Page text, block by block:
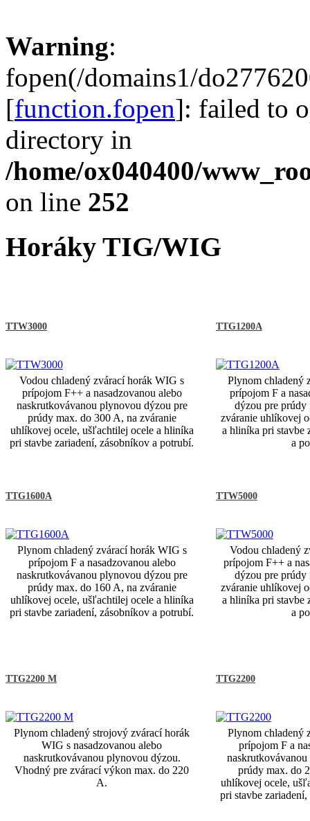
Warning:
fopen(/domains1/
[function.fopen]: failed to
directory in
/home/ox040400/
on line 252
Horáky TIG/WIG
TTW3000
Vodou chladený zvárací horák WIG s
prípojom F++ a nasadzovanou alebo
naskrutkovávanou plynovou dýzou pre
prúdy max. do 300 A, na zváranie
uhlíkovej ocele, ušľachtilej ocele a hliníka
pri stavbe zariadení, zásobníkov a potrubí.
TTG1200A
Plynom chladený
prípojom F a
dýzou pre prúdy
zváranie uhlíkovej
a hliníka pri stavbe
a
TTG1600A
Plynom chladený zvárací horák WIG s
prípojom F a nasadzovanou alebo
naskrutkovávanou plynovou dýzou pre
prúdy max. do 160 A, na zváranie
uhlíkovej ocele, ušľachtilej ocele a hliníka
pri stavbe zariadení, zásobníkov a potrubí.
TTW5000
Vodou chladený
prípojom F++ a
dýzou pre prúdy
zváranie uhlíkovej
a hliníka pri stavbe
a
TTG2200 M
Plynom chladený strojový zvárací horák
WIG s nasadzovanou alebo
naskrutkovávanou plynovou dýzou.
Vhodný pre zvárací výkon max. do 220
A.
TTG2200
Plynom chladený
prípojom F a
prúdy max. do
uhlíkovej ocele,
pri stavbe